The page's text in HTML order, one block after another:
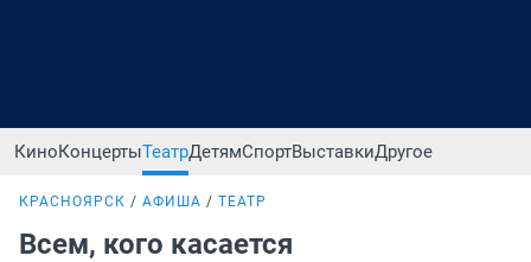
КиноКонцертыТеатрДетямСпортВыставкиДругое
КРАСНОЯРСК АФИША ТЕАТР
Всем, кого касается